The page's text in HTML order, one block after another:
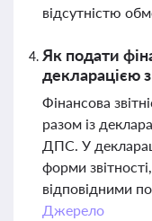
відсутністю
Як подати
декларацією
Фінансова
разом із
ДПС. У
форми
відповідними
Джерело